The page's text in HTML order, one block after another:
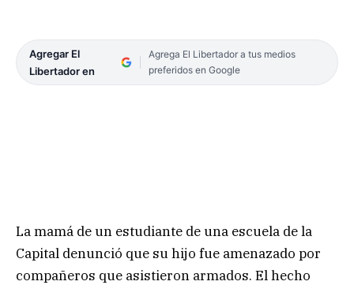
Agregar El
Libertador en
Agrega El Libertador a tus medios
preferidos en Google
La mamá de un estudiante de una escuela de la
Capital denunció que su hijo fue amenazado por
compañeros que asistieron armados. El hecho